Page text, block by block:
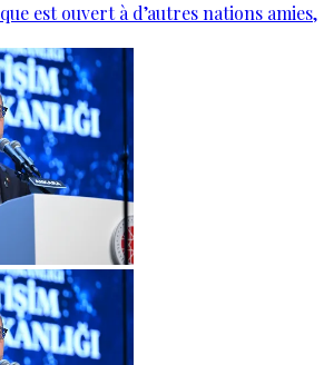
est ouvert à d’autres nations amies,